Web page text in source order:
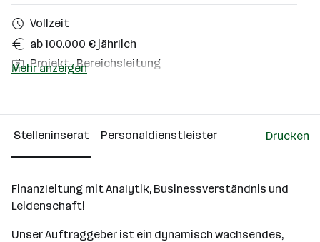
Vollzeit
ab 100.000 € jährlich
Projekt-, Bereichsleitung
Über das Unternehmen
Wien
Mehr anzeigen
Stelleninserat Personaldienstleister Drucken
Finanzleitung mit Analytik, Businessverständnis und
Leidenschaft!
Unser Auftraggeber ist ein dynamisch wachsendes,